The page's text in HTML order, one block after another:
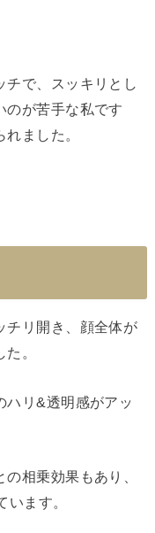
チで、スッキリとし
のが苦手な私です
ました。
チリ開き、顔全体が
。
ハリ&透明感がアッ
相乗効果もあり、
ます。